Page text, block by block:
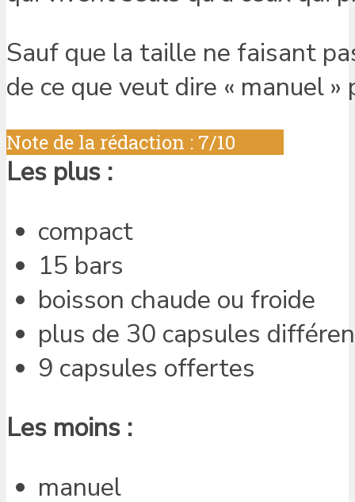
Sauf que la taille ne faisant
de ce que veut dire « manuel
Note de la rédaction : 7/10
Les plus :
compact
15 bars
boisson chaude ou froide
plus de 30 capsules
9 capsules offertes
Les moins :
manuel